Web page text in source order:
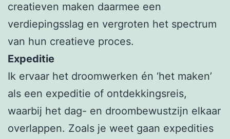
creatieven maken daarmee een
verdiepingsslag en vergroten het spectrum
van hun creatieve proces.
Expeditie
Ik ervaar het droomwerken én ‘het maken’
als een expeditie of ontdekkingsreis,
waarbij het dag- en droombewustzijn elkaar
overlappen. Zoals je weet gaan expedities